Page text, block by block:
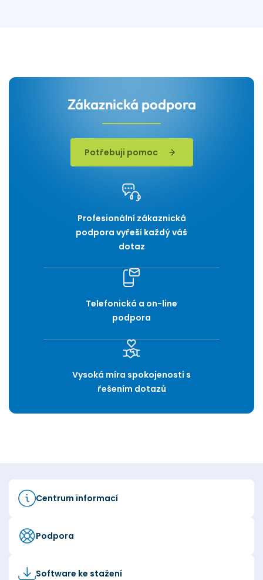
Zákaznická podpora
Potřebuji pomoc
Profesionální zákaznická
podpora vyřeší každý váš
dotaz
Telefonická a on-line
podpora
Vysoká míra spokojenosti s
řešením dotazů
Centrum informací
Podpora
Software ke stažení